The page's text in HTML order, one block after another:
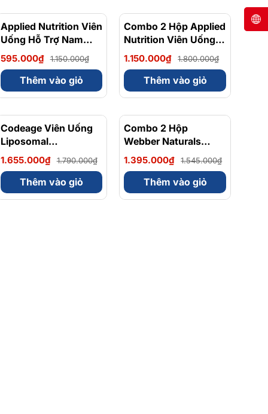
Hộp 120 Viên
- 48%
Applied Nutrition Viên
Uống Hỗ Trợ Nam
Giới 120 viên - Chính
Ngạch Anh Quốc, Bán
Chạy
595.000₫ 1.150.000₫
Thêm vào giỏ
- 36%
Combo 2 Hộp Applied
Nutrition Viên Uống
Hỗ Trợ Nam Giới 120
viên
1.150.000₫ 1.800.000₫
Thêm vào giỏ
- 8%
Codeage Viên Uống
Liposomal
Magnesium Magie
Glycinate Hữu Cơ
240 Viên - Chính
Ngạch Mỹ, Xuất VAT
1.655.000₫ 1.790.000₫
Thêm vào giỏ
Combo 2 Hộp
Webber Naturals
Omega 3 900mg
EPA/DHA Và
Magnesium
Bisglycinate 200mg
1.395.000₫ 1.545.000₫
Thêm vào giỏ